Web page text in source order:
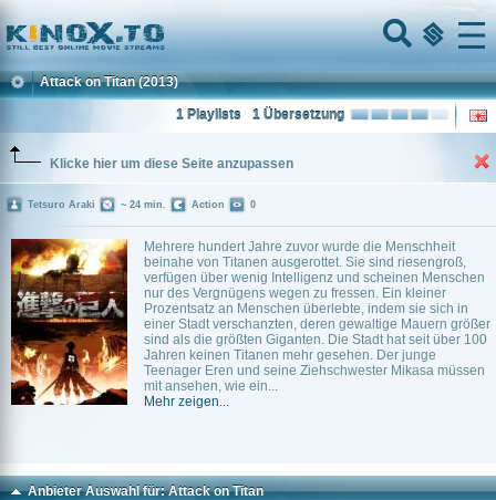
Home
Menu
Attack on Titan (2013)
1 Übersetzung
1 Playlists
Klicke hier um diese Seite anzupassen
Mehrere hundert Jahre zuvor wurde die Menschheit
beinahe von Titanen ausgerottet. Sie sind riesengroß,
verfügen über wenig Intelligenz und scheinen Menschen
nur des Vergnügens wegen zu fressen. Ein kleiner
Prozentsatz an Menschen überlebte, indem sie sich in
einer Stadt verschanzten, deren gewaltige Mauern größer
sind als die größten Giganten. Die Stadt hat seit über 100
Jahren keinen Titanen mehr gesehen. Der junge
Teenager Eren und seine Ziehschwester Mikasa müssen
mit ansehen, wie ein...
Mehr zeigen...
Tetsuro Araki ~ 24 min. Action 0
Anbieter Auswahl für: Attack on Titan